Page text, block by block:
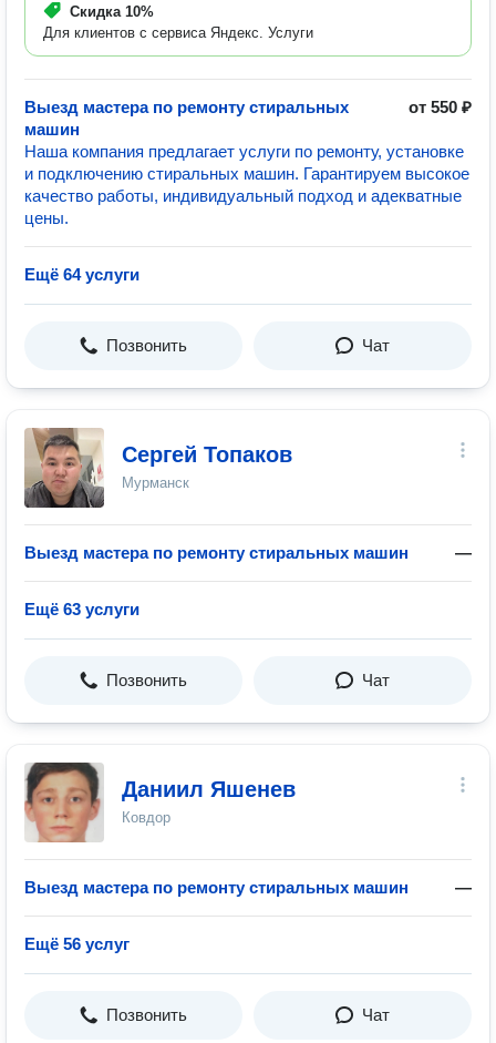
Скидка 10%
Для клиентов с сервиса Яндекс. Услуги
Выезд мастера по ремонту стиральных
машин
от 550 ₽
Наша компания предлагает услуги по ремонту, установке
и подключению стиральных машин. Гарантируем высокое
качество работы, индивидуальный подход и адекватные
цены.
Ещё 64 услуги
Позвонить Чат
Сергей Топаков
Мурманск
Выезд мастера по ремонту стиральных машин —
Ещё 63 услуги
Позвонить Чат
Даниил Яшенев
Ковдор
Выезд мастера по ремонту стиральных машин —
Ещё 56 услуг
Позвонить Чат